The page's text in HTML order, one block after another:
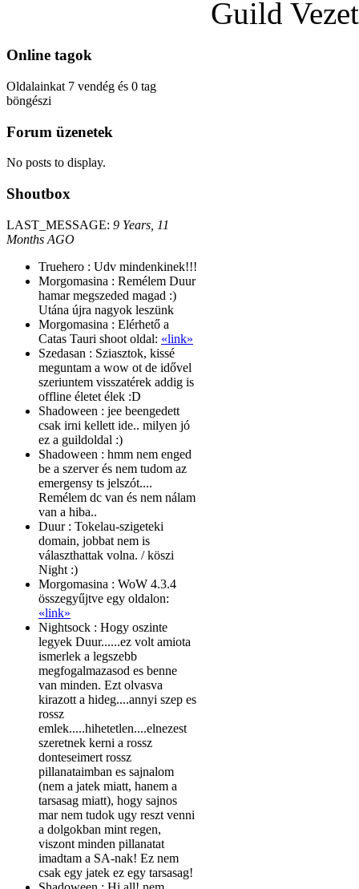
Guild
Online tagok
Oldalainkat 7 vendég és 0 tag
böngészi
Forum üzenetek
No posts to display.
Shoutbox
LAST_MESSAGE: 9 Years, 11
Months AGO
Truehero : Udv mindenkinek!!!
Morgomasina : Remélem Duur
hamar megszeded magad :)
Utána újra nagyok leszünk
Morgomasina : Elérhető a
Catas Tauri shoot oldal: «link»
Szedasan : Sziasztok, kissé
meguntam a wow ot de idővel
szeriuntem visszatérek addig is
offline életet élek :D
Shadoween : jee beengedett
csak irni kellett ide.. milyen jó
ez a guildoldal :)
Shadoween : hmm nem enged
be a szerver és nem tudom az
emergensy ts jelszót....
Remélem dc van és nem nálam
van a hiba..
Duur : Tokelau-szigeteki
domain, jobbat nem is
választhattak volna. / köszi
Night :)
Morgomasina : WoW 4.3.4
összegyűjtve egy oldalon:
«link»
Nightsock : Hogy oszinte
legyek Duur......ez volt amiota
ismerlek a legszebb
megfogalmazasod es benne
van minden. Ezt olvasva
kirazott a hideg....annyi szep es
rossz
emlek.....hihetetlen....elnezest
szeretnek kerni a rossz
donteseimert rossz
pillanataimban es sajnalom
(nem a jatek miatt, hanem a
tarsasag miatt), hogy sajnos
mar nem tudok ugy reszt venni
a dolgokban mint regen,
viszont minden pillanatat
imadtam a SA-nak! Ez nem
csak egy jatek ez egy tarsasag!